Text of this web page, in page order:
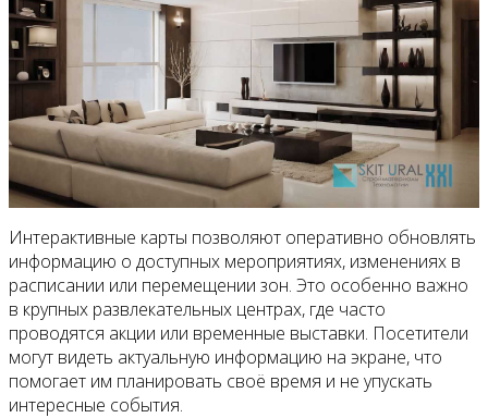
Интерактивные карты позволяют оперативно обновлять
информацию о доступных мероприятиях, изменениях в
расписании или перемещении зон. Это особенно важно
в крупных развлекательных центрах, где часто
проводятся акции или временные выставки. Посетители
могут видеть актуальную информацию на экране, что
помогает им планировать своё время и не упускать
интересные события.